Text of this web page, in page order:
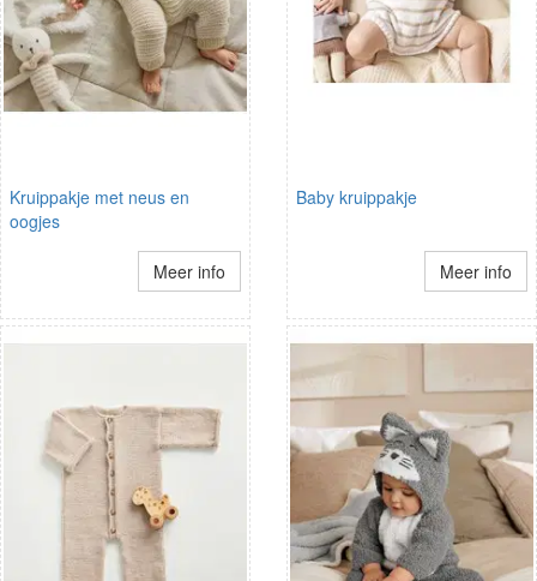
Kruippakje met neus en
oogjes
Meer info
Baby kruippakje
Meer info